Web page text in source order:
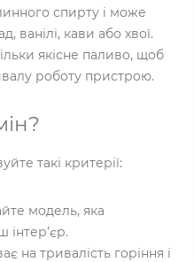
спирту і може
ванілі, кави або хвої.
якісне паливо, щоб
роботу пристрою.
такі критерії:
модель, яка
інтер’єр.
на тривалість горіння і